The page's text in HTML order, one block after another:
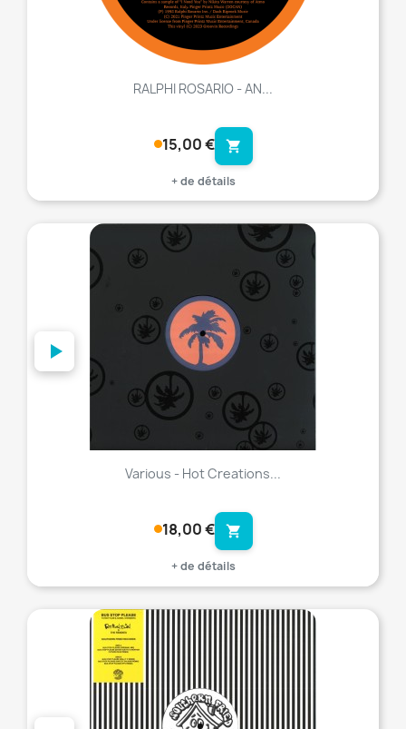
RALPHI ROSARIO - AN...
15,00 € shopping_cart
+ de détails
Various - Hot Creations...
18,00 € shopping_cart
+ de détails